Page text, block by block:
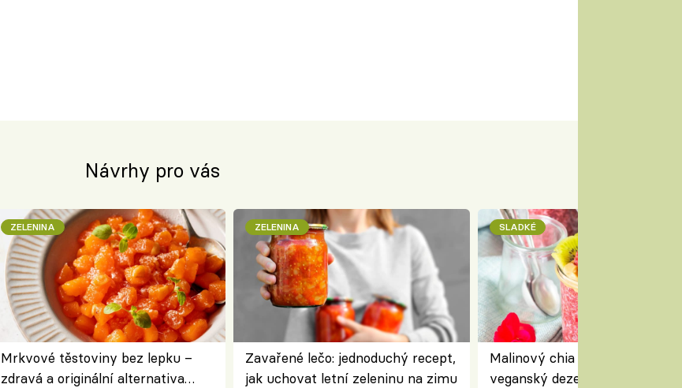
Návrhy pro vás
ZELENINA
Mrkvové těstoviny bez lepku –
zdravá a originální alternativa
ZELENINA
Zavařené lečo: jednoduchý recept,
jak uchovat letní zeleninu na zimu
SLADKÉ
Malinový chia pudink s
veganský dezert plný ovoce a